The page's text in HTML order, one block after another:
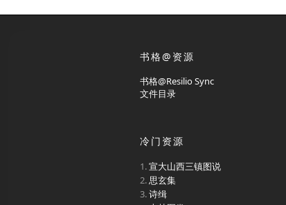
书格@资源
书格@Resilio Sync
文件目录
冷门资源
宣大山西三镇图说
思玄集
诗缉